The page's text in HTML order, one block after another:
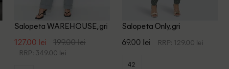
Salopeta WAREHOUSE, gri
127.00 lei 199.00 lei
RRP: 349.00 lei
Salopeta Only, gri
69.00 lei RRP: 129.00 lei
42